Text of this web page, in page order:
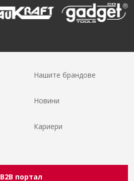
Нашите брандове
Новини
Кариери
B2B портал